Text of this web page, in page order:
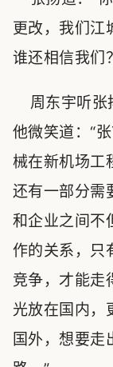
更改，我们江
谁还相信我们
周东宇听张
他微笑道：“
械在新机场工
还有一部分需
和企业之间不
作的关系，只
竞争，才能走
光放在国内，
国外，想要走